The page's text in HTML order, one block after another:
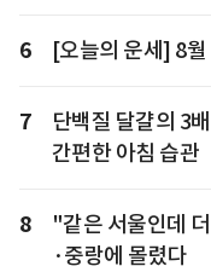
6 [오늘의 운세] 8
7
단백질 달걀의 3
간편한 아침 습관
8
"같은 서울인데
·중랑에 몰렸다